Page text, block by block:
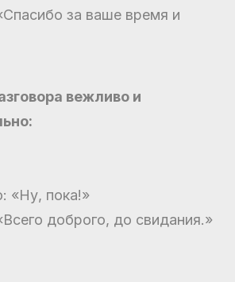
за ваше время и
вежливо и
«Ну, пока!»
доброго, до свидания.»